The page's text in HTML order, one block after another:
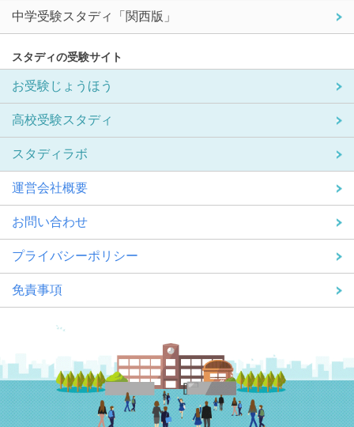
中学受験スタディ「関西版」
スタディの受験サイト
お受験じょうほう
高校受験スタディ
スタディラボ
運営会社概要
お問い合わせ
プライバシーポリシー
免責事項